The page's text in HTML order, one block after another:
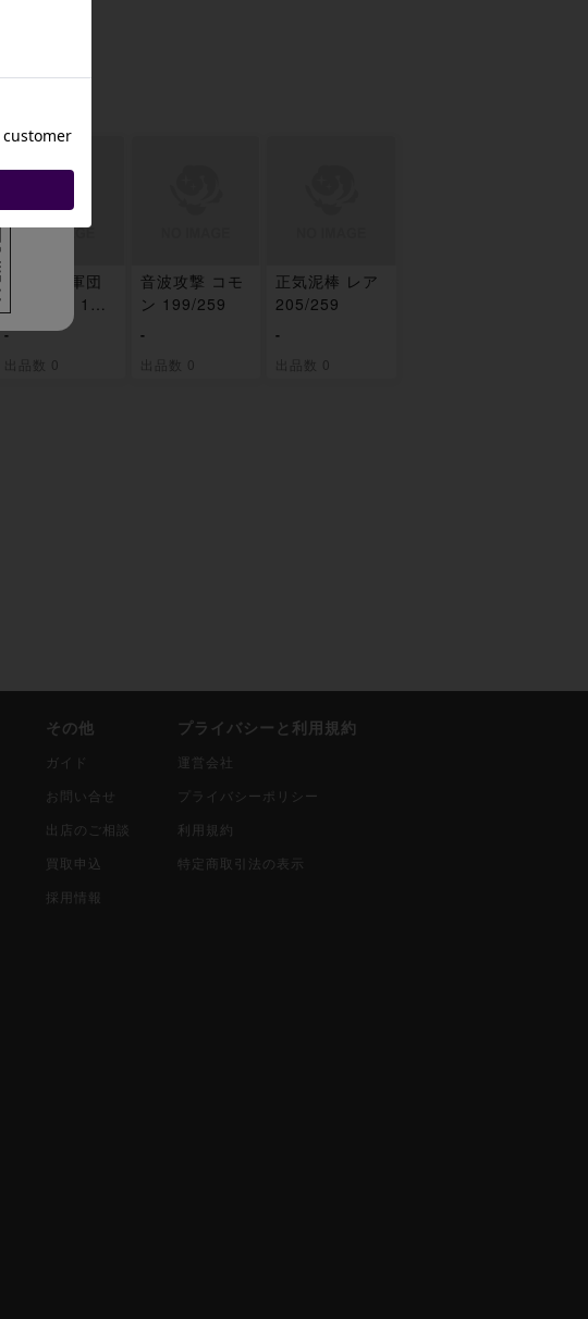
空騎士の軍団
兵 コモン 198/
259
-
出品数 0
音波攻撃 コモ
ン 199/259
-
出品数 0
正気泥棒 レア
205/259
-
出品数 0
その他
ガイド
お問い合せ
出店のご相談
買取申込
採用情報
プライバシーと利用規約
運営会社
プライバシーポリシー
利用規約
特定商取引法の表示